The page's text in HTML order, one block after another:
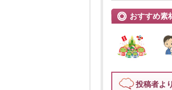
おすすめ素
投稿者より